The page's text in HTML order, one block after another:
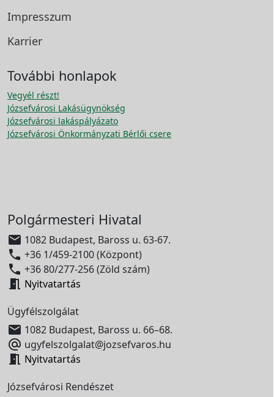
Impresszum
Karrier
További honlapok
Vegyél részt!
Józsefvárosi Lakásügynökség
Józsefvárosi lakáspályázato
Józsefvárosi Önkormányzati Bérlői csere
Polgármesteri Hivatal
 1082 Budapest, Baross u. 63-67.
 +36 1/459-2100 (Központ)
 +36 80/277-256 (Zöld szám)
 Nyitvatartás
Ügyfélszolgálat
 1082 Budapest, Baross u. 66–68.
 ugyfelszolgalat@jozsefvaros.hu
 Nyitvatartás
Józsefvárosi Rendészet